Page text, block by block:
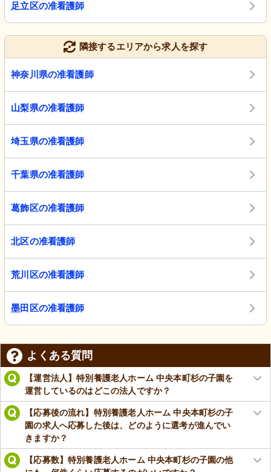
足立区の准看護師
隣接するエリアから求人を探す
神奈川県の准看護師
山梨県の准看護師
埼玉県の准看護師
千葉県の准看護師
葛飾区の准看護師
北区の准看護師
荒川区の准看護師
墨田区の准看護師
よくある質問
【運営法人】特別養護老人ホーム 中央本町杉の子園を
運営しているのはどこの法人ですか？
【応募後の流れ】特別養護老人ホーム 中央本町杉の子
園の求人へ応募した後は、どのように選考が進んでい
きますか？
【応募数】特別養護老人ホーム 中央本町杉の子園の他